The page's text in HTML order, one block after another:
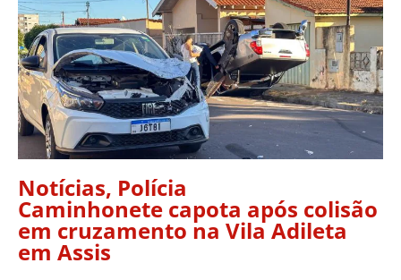
Notícias, Polícia
Caminhonete capota após colisão
em cruzamento na Vila Adileta
em Assis